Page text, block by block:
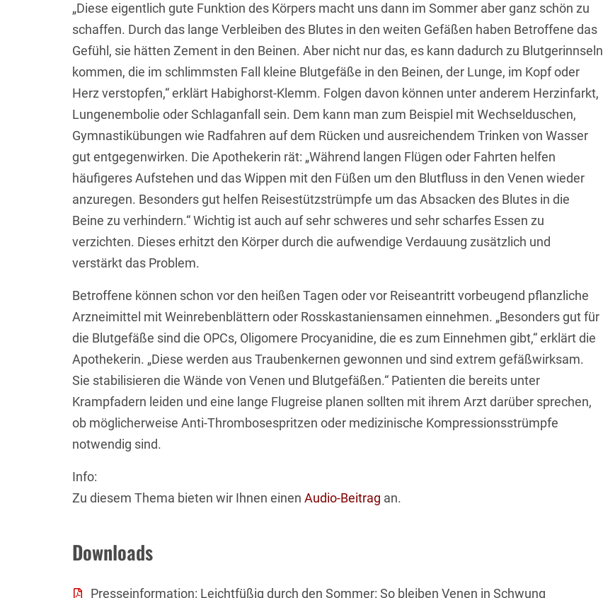
„Diese eigentlich gute Funktion des Körpers macht uns dann im Sommer aber ganz schön zu
schaffen. Durch das lange Verbleiben des Blutes in den weiten Gefäßen haben Betroffene das
Gefühl, sie hätten Zement in den Beinen. Aber nicht nur das, es kann dadurch zu Blutgerinnseln
kommen, die im schlimmsten Fall kleine Blutgefäße in den Beinen, der Lunge, im Kopf oder
Herz verstopfen,“ erklärt Habighorst-Klemm. Folgen davon können unter anderem Herzinfarkt,
Lungenembolie oder Schlaganfall sein. Dem kann man zum Beispiel mit Wechselduschen,
Gymnastikübungen wie Radfahren auf dem Rücken und ausreichendem Trinken von Wasser
gut entgegenwirken. Die Apothekerin rät: „Während langen Flügen oder Fahrten helfen
häufigeres Aufstehen und das Wippen mit den Füßen um den Blutfluss in den Venen wieder
anzuregen. Besonders gut helfen Reisestützstrümpfe um das Absacken des Blutes in die
Beine zu verhindern.“ Wichtig ist auch auf sehr schweres und sehr scharfes Essen zu
verzichten. Dieses erhitzt den Körper durch die aufwendige Verdauung zusätzlich und
verstärkt das Problem.
Betroffene können schon vor den heißen Tagen oder vor Reiseantritt vorbeugend pflanzliche
Arzneimittel mit Weinrebenblättern oder Rosskastaniensamen einnehmen. „Besonders gut für
die Blutgefäße sind die OPCs, Oligomere Procyanidine, die es zum Einnehmen gibt,“ erklärt die
Apothekerin. „Diese werden aus Traubenkernen gewonnen und sind extrem gefäßwirksam.
Sie stabilisieren die Wände von Venen und Blutgefäßen.“ Patienten die bereits unter
Krampfadern leiden und eine lange Flugreise planen sollten mit ihrem Arzt darüber sprechen,
ob möglicherweise Anti-Thrombosespritzen oder medizinische Kompressionsstrümpfe
notwendig sind.
Info:
Zu diesem Thema bieten wir Ihnen einen Audio-Beitrag an.
Downloads
Presseinformation: Leichtfüßig durch den Sommer: So bleiben Venen in Schwung